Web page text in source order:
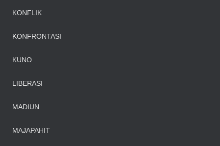
KONFLIK
KONFRONTASI
KUNO
LIBERASI
MADIUN
MAJAPAHIT